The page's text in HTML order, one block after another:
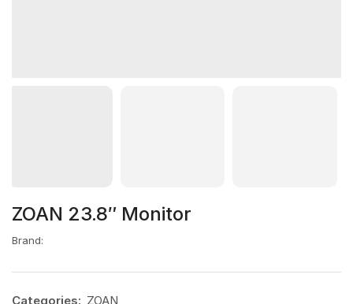
ZOAN 23.8″ Monitor
Brand:
Categories: ZOAN